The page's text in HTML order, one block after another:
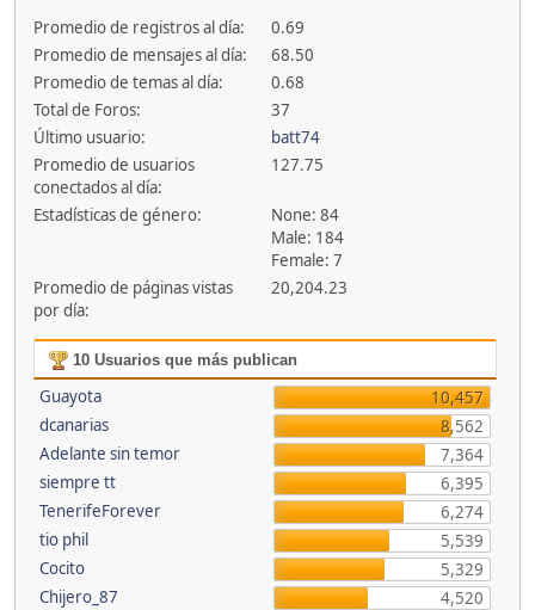
Promedio de registros al día:
0.69
Promedio de mensajes al día:
68.50
Promedio de temas al día:
0.68
Total de Foros:
37
Último usuario:
batt74
Promedio de usuarios
conectados al día:
127.75
Estadísticas de género:
None: 84
Male: 184
Female: 7
Promedio de páginas vistas
por día:
20,204.23
10 Usuarios que más publican
Guayota
10,457
dcanarias
8,562
Adelante sin temor
7,364
siempre tt
6,395
TenerifeForever
6,274
tio phil
5,539
Cocito
5,329
Chijero_87
4,520